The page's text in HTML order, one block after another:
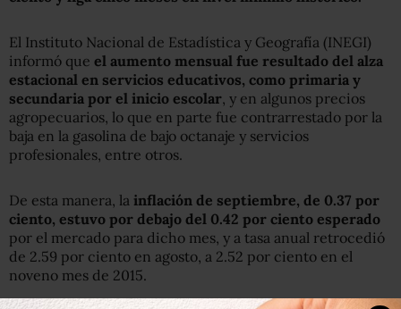
El Instituto Nacional de Estadística y Geografía (INEGI)
informó que el aumento mensual fue resultado del alza
estacional en servicios educativos, como primaria y
secundaria por el inicio escolar, y en algunos precios
agropecuarios, lo que en parte fue contrarrestado por la
baja en la gasolina de bajo octanaje y servicios
profesionales, entre otros.
De esta manera, la inflación de septiembre, de 0.37 por
ciento, estuvo por debajo del 0.42 por ciento esperado
por el mercado para dicho mes, y a tasa anual retrocedió
de 2.59 por ciento en agosto, a 2.52 por ciento en el
noveno mes de 2015.